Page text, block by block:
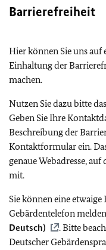
Barrierefreiheit
Hier können Sie uns auf
Einhaltung der
machen.
Nutzen Sie dazu bitte das
Geben Sie Ihre
Beschreibung der
Kontaktformular ein.
genaue Webadresse,
mit.
Sie können eine
Gebärdentelefon
Deutsch)
. Bitte
Deutscher